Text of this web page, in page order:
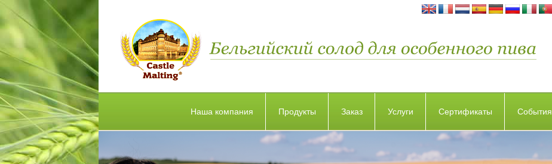
Наша компания Продукты Заказ Услуги Сертификаты События